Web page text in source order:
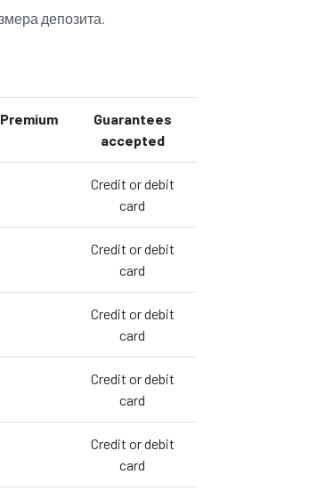
депозита.
Guarantees
accepted
Credit or debit
card
Credit or debit
card
Credit or debit
card
Credit or debit
card
Credit or debit
card